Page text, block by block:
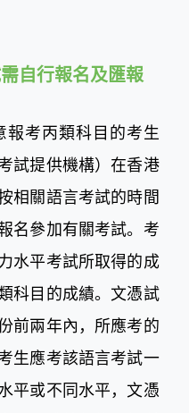
自行報名及匯報
報考丙類科目的考生
試提供機構）在香港
相關語言考試的時間
名參加有關考試。考
水平考試所取得的成
科目的成績。文憑試
前兩年內，所應考的
生應考該語言考試一
平或不同水平，文憑